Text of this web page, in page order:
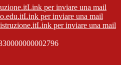
Link per inviare una mail
Link per inviare una mail
Link per inviare una mail